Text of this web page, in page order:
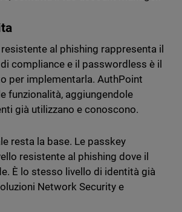
resistente al phishing rappresenta il
compliance e il passwordless è il
per implementarla. AuthPoint
funzionalità, aggiungendole
già utilizzano e conoscono.
resta la base. Le passkey
resistente al phishing dove il
È lo stesso livello di identità già
Network Security e